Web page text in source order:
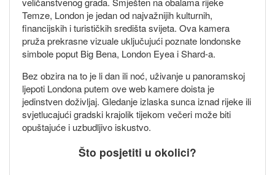
Temze, London je jedan od najvažnijih kulturnih,
financijskih i turističkih središta svijeta. Ova kamera
pruža prekrasne vizuale uključujući poznate londonske
simbole poput Big Bena, London Eyea i Shard-a.
Bez obzira na to je li dan ili noć, uživanje u panoramskoj
ljepoti Londona putem ove web kamere doista je
jedinstven doživljaj. Gledanje izlaska sunca iznad rijeke ili
svjetlucajući gradski krajolik tijekom večeri može biti
opuštajuće i uzbudljivo iskustvo.
Što posjetiti u okolici?